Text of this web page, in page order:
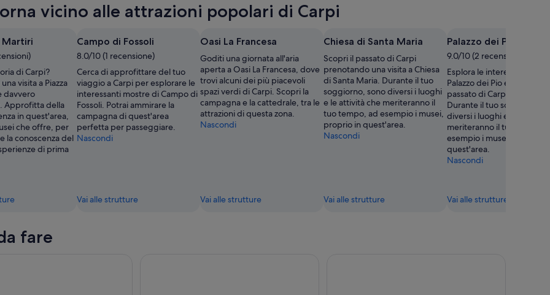
vicino alle attrazioni popolari di Carpi
Martiri
di Carpi?
visita a Piazza
davvero
Approfitta della
in quest'area,
che offre, per
la conoscenza del
di prima
Campo di Fossoli
8.0/10 (1 recensione)
Cerca di approfittare del tuo
viaggio a Carpi per esplorare le
interessanti mostre di Campo di
Fossoli. Potrai ammirare la
campagna di quest'area
perfetta per passeggiare.
Nascondi
Vai alle strutture
Oasi La Francesa
Goditi una giornata all'aria
aperta a Oasi La Francesa, dove
trovi alcuni dei più piacevoli
spazi verdi di Carpi. Scopri la
campagna e la cattedrale, tra le
attrazioni di questa zona.
Nascondi
Vai alle strutture
Chiesa di Santa Maria
Scopri il passato di Carpi
prenotando una visita a Chiesa
di Santa Maria. Durante il tuo
soggiorno, sono diversi i luoghi
e le attività che meriteranno il
tuo tempo, ad esempio i musei,
proprio in quest'area.
Nascondi
Vai alle strutture
Palazzo dei Pio
9.0/10 (2 recensioni)
Esplora le interessanti
Palazzo dei Pio e scopri il
passato di Carpi e non solo.
Durante il tuo soggiorno,
diversi i luoghi e le attività
meriteranno il tuo tempo,
esempio i musei, proprio in
quest'area.
Nascondi
Vai alle strutture
fare